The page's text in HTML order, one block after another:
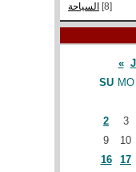
السياحة [8]
«
SU MO
2
3
9
10
16
17